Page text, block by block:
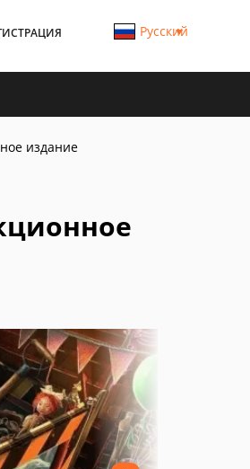
Русский
издание